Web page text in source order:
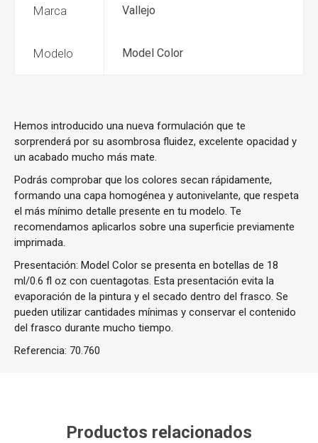
Marca Vallejo
Modelo Model Color
Hemos introducido una nueva formulación que te
sorprenderá por su asombrosa fluidez, excelente opacidad y
un acabado mucho más mate.
Podrás comprobar que los colores secan rápidamente,
formando una capa homogénea y autonivelante, que respeta
el más mínimo detalle presente en tu modelo. Te
recomendamos aplicarlos sobre una superficie previamente
imprimada.
Presentación: Model Color se presenta en botellas de 18
ml/0.6 fl oz con cuentagotas. Esta presentación evita la
evaporación de la pintura y el secado dentro del frasco. Se
pueden utilizar cantidades mínimas y conservar el contenido
del frasco durante mucho tiempo.
Referencia: 70.760
Productos relacionados